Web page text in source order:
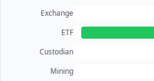
Exchange
ETF
Custodian
Mining